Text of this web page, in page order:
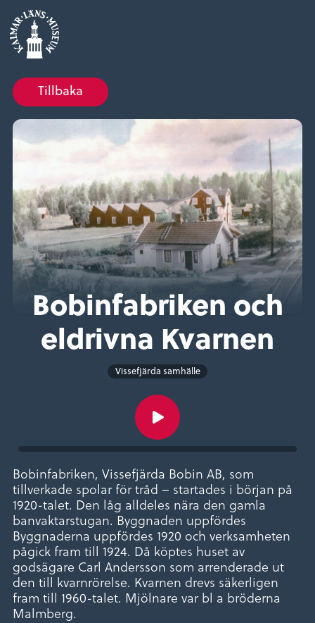
Tillbaka
Bobinfabriken och
eldrivna Kvarnen
Vissefjärda samhälle
Bobinfabriken, Vissefjärda Bobin AB, som
tillverkade spolar för tråd – startades i början på
1920-talet. Den låg alldeles nära den gamla
banvaktarstugan. Byggnaden uppfördes
Byggnaderna uppfördes 1920 och verksamheten
pågick fram till 1924. Då köptes huset av
godsägare Carl Andersson som arrenderade ut
den till kvarnrörelse. Kvarnen drevs säkerligen
fram till 1960-talet. Mjölnare var bl a bröderna
Malmberg.